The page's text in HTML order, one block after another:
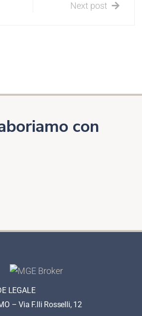
Next post
con
LEGALE
– Via F.lli Rosselli, 12